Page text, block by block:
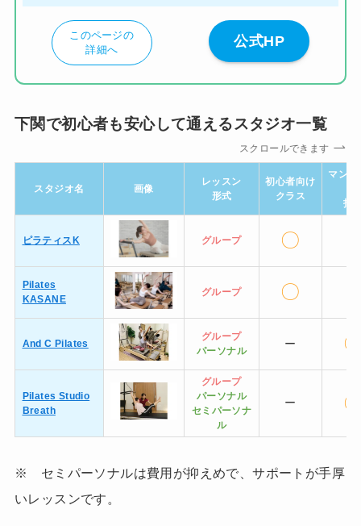
このページの
詳細へ
公式HP
下関で初心者も安心して通えるスタジオ一覧
スクロールできます
スタジオ名 画像
レッスン
形式
初心者向け
クラス
マンツ
指
ピラティスK グループ 〇
Pilates
KASANE
グループ 〇
And C Pilates
グループ
パーソナル
ー
Pilates Studio
Breath
グループ
パーソナル
セミ パーソナ
ル
ー
※ セミパーソナルは費用が抑えめで、サポートが手厚
いレッスンです。